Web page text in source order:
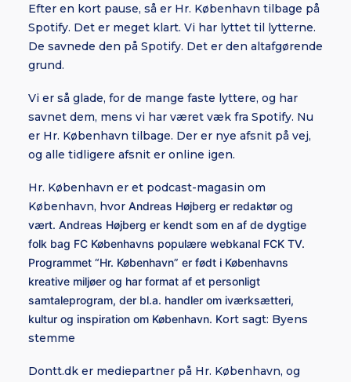
INSPIRATION
BORNHOLM
SUBSCRIBE
Efter en kort pause, så er Hr. København tilbage på
Spotify. Det er meget klart. Vi har lyttet til lytterne.
De savnede den på Spotify. Det er den altafgørende
grund.
Vi er så glade, for de mange faste lyttere, og har
savnet dem, mens vi har været væk fra Spotify. Nu
er Hr. København tilbage. Der er nye afsnit på vej,
og alle tidligere afsnit er online igen.
Hr. København er et podcast-magasin om
København, hvor Andreas Højberg er redaktør og
vært. Andreas Højberg er kendt som en af de dygtige
folk bag FC Københavns populære webkanal FCK TV.
Programmet “Hr. København” er født i Københavns
kreative miljøer og har format af et personligt
samtaleprogram, der bl.a. handler om iværksætteri,
kultur og inspiration om København. Kort sagt: Byens
stemme
Dontt.dk er mediepartner på Hr. København, og